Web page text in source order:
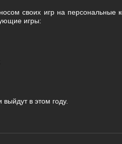
своих игр на
игры:
в этом году.